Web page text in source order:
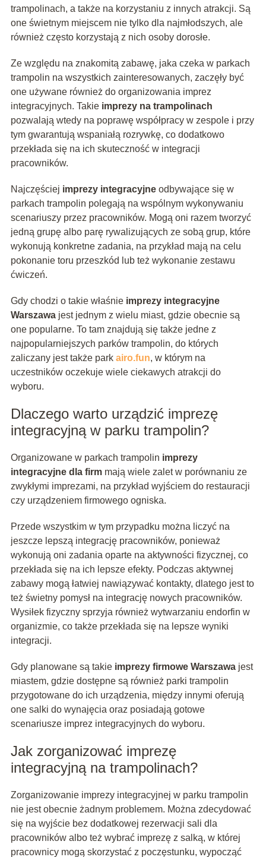
trampolinach, a także na korzystaniu z innych atrakcji. Są
one świetnym miejscem nie tylko dla najmłodszych, ale
również często korzystają z nich osoby dorosłe.
Ze względu na znakomitą zabawę, jaka czeka w parkach
trampolin na wszystkich zainteresowanych, zaczęły być
one używane również do organizowania imprez
integracyjnych. Takie imprezy na trampolinach
pozwalają wtedy na poprawę współpracy w zespole i przy
tym gwarantują wspaniałą rozrywkę, co dodatkowo
przekłada się na ich skuteczność w integracji
pracowników.
Najczęściej imprezy integracyjneodbywające się w
parkach trampolin polegają na wspólnym wykonywaniu
scenariuszy przez pracowników. Mogą oni razem tworzyć
jedną grupę albo parę rywalizujących ze sobą grup, które
wykonują konkretne zadania, na przykład mają na celu
pokonanie toru przeszkód lub też wykonanie zestawu
ćwiczeń.
Gdy chodzi o takie właśnie imprezy integracyjne
Warszawa jest jednym z wielu miast, gdzie obecnie są
one popularne. To tam znajdują się także jedne z
najpopularniejszych parków trampolin, do których
zaliczany jest także park airo.fun, w którym na
uczestników oczekuje wiele ciekawych atrakcji do
wyboru.
Dlaczego warto urządzić imprezę
integracyjną w parku trampolin?
Organizowane w parkach trampolin imprezy
integracyjne dla firmmają wiele zalet w porównaniu ze
zwykłymi imprezami, na przykład wyjściem do restauracji
czy urządzeniem firmowego ogniska.
Przede wszystkim w tym przypadku można liczyć na
jeszcze lepszą integrację pracowników, ponieważ
wykonują oni zadania oparte na aktywności fizycznej, co
przekłada się na ich lepsze efekty. Podczas aktywnej
zabawy mogą łatwiej nawiązywać kontakty, dlatego jest to
też świetny pomysł na integrację nowych pracowników.
Wysiłek fizyczny sprzyja również wytwarzaniu endorfin w
organizmie, co także przekłada się na lepsze wyniki
integracji.
Gdy planowane są takie imprezy firmowe Warszawajest
miastem, gdzie dostępne są również parki trampolin
przygotowane do ich urządzenia, między innymi oferują
one salki do wynajęcia oraz posiadają gotowe
scenariusze imprez integracyjnych do wyboru.
Jak zorganizować imprezę
integracyjną na trampolinach?
Zorganizowanie imprezy integracyjnej w parku trampolin
nie jest obecnie żadnym problemem. Można zdecydować
się na wyjście bez dodatkowej rezerwacji sali dla
pracowników albo też wybrać imprezę z salką, w której
pracownicy mogą skorzystać z poczęstunku, wypocząć